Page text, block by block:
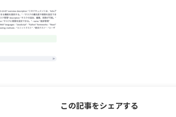
この記事をシェアする